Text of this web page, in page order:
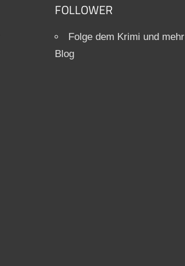
FOLLOWER
Folge dem Krimi und mehr
Blog